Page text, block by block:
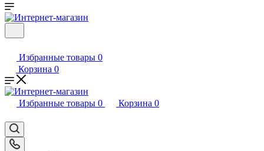
Избранные товары 0
Корзина 0
Избранные товары 0 Корзина 0